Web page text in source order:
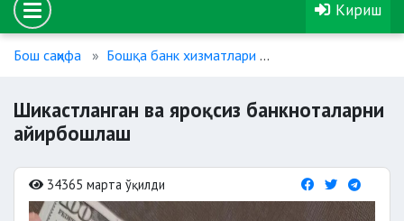
Кириш
Бош саҳифа Бошқа банк хизматлари
Шикастланган ва яроқсиз банкноталарни
айирбошлаш
34365 марта ўқилди